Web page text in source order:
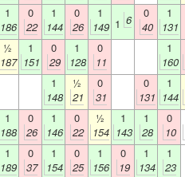
1
186
0
22
1
144
0
26
1
149 1 6
0
40
1
131
½
187
1
151
0
29
1
128
0
11
1
160
1
148
½
21
0
31
0
131
1
144
1
188
0
26
1
146
0
22
½
154
1
143
1
28
0
10
1
189
0
37
1
154
0
25
1
156
0
19
1
134
1
23